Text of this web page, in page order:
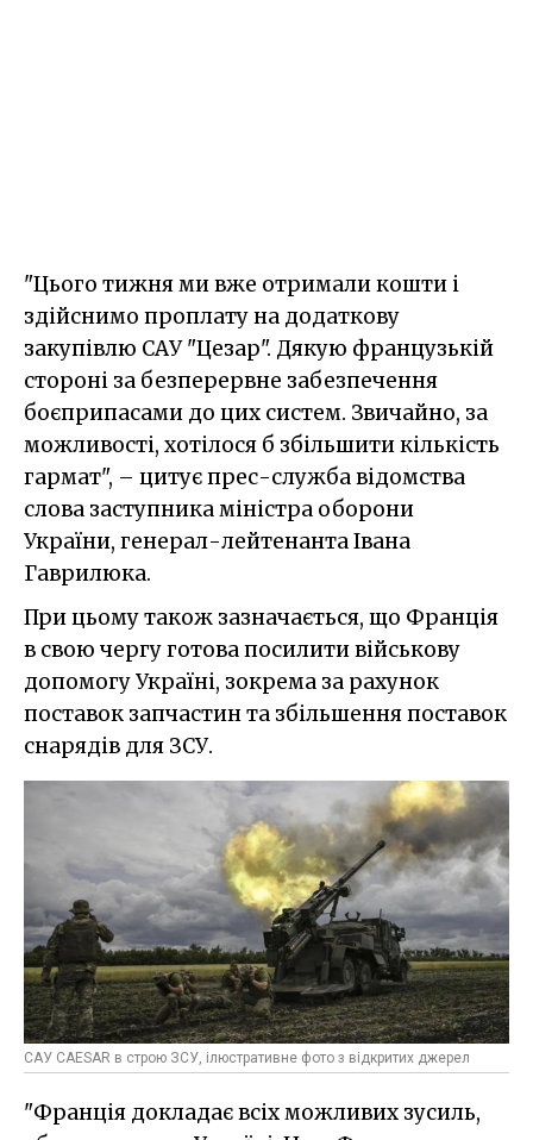
"Цього тижня ми вже отримали кошти і
здійснимо проплату на додаткову
закупівлю САУ "Цезар". Дякую французькій
стороні за безперервне забезпечення
боєприпасами до цих систем. Звичайно, за
можливості, хотілося б збільшити кількість
гармат", – цитує прес-служба відомства
слова заступника міністра оборони
України, генерал-лейтенанта Івана
Гаврилюка.
При цьому також зазначається, що Франція
в свою чергу готова посилити військову
допомогу Україні, зокрема за рахунок
поставок запчастин та збільшення поставок
снарядів для ЗСУ.
САУ CAESAR в строю ЗСУ, ілюстративне фото з відкритих джерел
"Франція докладає всіх можливих зусиль,